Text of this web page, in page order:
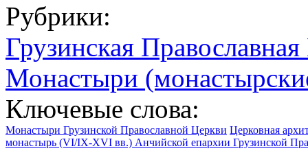
Рубрики:
Грузинская
Монастыри
Ключевые слова:
Монастыри Грузинской Православной Церкви Церковная
монастырь (VI/IX-XVI вв.) Анчийской епархии Грузинской